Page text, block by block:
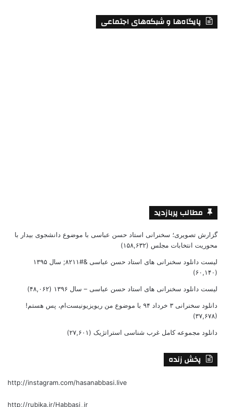
پایگاه‌ها و شبکه‌های اجتماعی
مطالب پربازدید
گزارش تصویری؛ سخنرانی استاد حسن عباسی با موضوع دانشجوی بیدار با
محوریت انتخابات مجلس (۱۵۸,۶۳۲)
لیست دانلود سخنرانی های استاد حسن عباسی &#۸۲۱۱; سال ۱۳۹۵
(۶۰,۱۴۰)
لیست دانلود سخنرانی های استاد حسن عباسی – سال ۱۳۹۶ (۴۸,۰۶۲)
دانلود سخنرانی ۳ خرداد ۹۴ با موضوع من ریویزیونیست‌ام، پس هستم!
(۳۷,۶۷۸)
دانلود مجموعه کامل غرب شناسی استراتژیک (۲۷,۶۰۱)
پخش زنده
http://instagram.com/hasanabbasi.live
http://rubika.ir/Habbasi_ir